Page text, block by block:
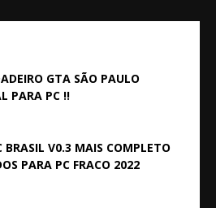
GTA SÃO PAULO
PARA PC !!
BRASIL V0.3 MAIS COMPLETO
PARA PC FRACO 2022